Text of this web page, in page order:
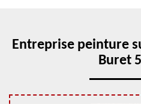
Entreprise peinture
Buret